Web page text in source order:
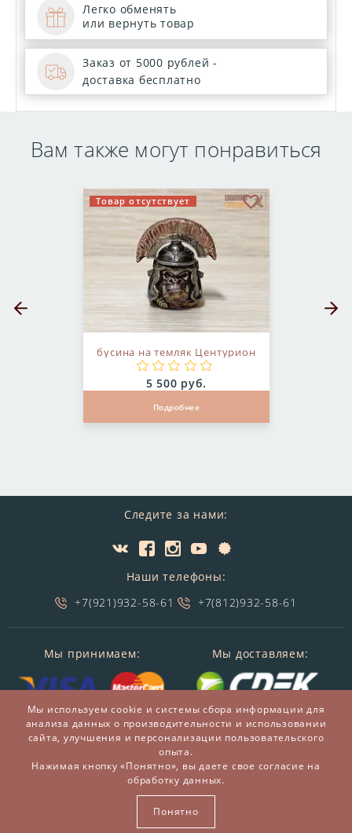
Легко обменять
или вернуть товар
Заказ от 5000 рублей -
доставка бесплатно
Вам также могут понравиться
бусина на темляк Центурион
Цена:
5 500 руб.
Товар отсутствует
Подробнее
В избранное
Предыдущий слайд
Следите за нами:
Наши телефоны:
+7(921)932-58-61
+7(812)932-58-61
Мы принимаем: Мы доставляем:
© 2014-2026 БронзаМания -Интернет-магазин
подарков и сувениров из бронзы
ВСЕ ПРАВА ЗАЩИЩЕНЫ BRONZAMANIA.RU®
Мы используем cookie и системы сбора информации для
анализа данных о производительности и использовании
сайта, улучшения и персонализации пользовательского
опыта.
Нажимая кнопку «Понятно», вы даете свое согласие на
обработку данных.
Понятно